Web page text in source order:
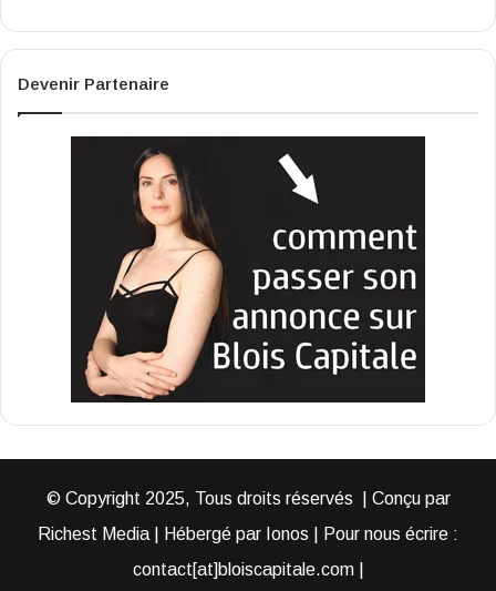
Devenir Partenaire
© Copyright 2025, Tous droits réservés | Conçu par
Richest Media | Hébergé par Ionos | Pour nous écrire :
contact[at]bloiscapitale.com |